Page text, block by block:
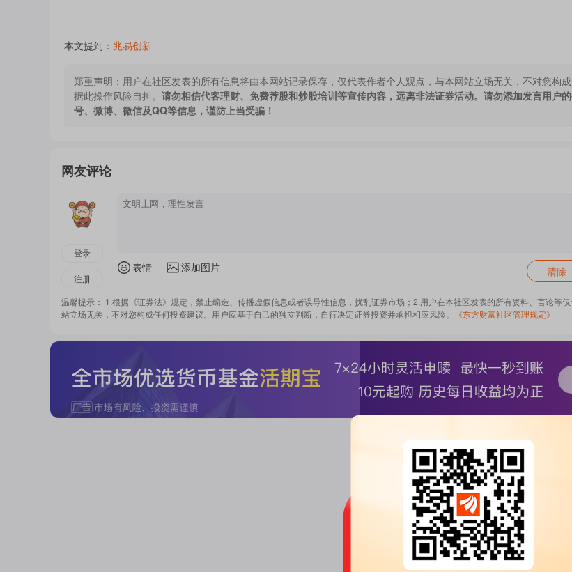
本文提到： 兆易创新
郑重声明： 用户在社区发表的所有信息将由本网站记录保存，仅代表作者个人观点，与本网站立场无关，不对您构成
据此操作风险自担。 请勿相信代客理财、免费荐股和炒股培训等宣传内容，远离非法证券活动。请勿添加发言用户
号、微博、微信及QQ等信息，谨防上当受骗！
网友评论
登录
注册
表情 添加图片 清除
温馨提示： 1.根据《证券法》规定，禁止编造、传播虚假信息或者误导性信息，扰乱证券市场；2.用户在本社区发表的所有资料、言论等
站立场无关，不对您构成任何投资建议。用户应基于自己的独立判断，自行决定证券投资并承担相应风险。
《东方财富社区管理规定》